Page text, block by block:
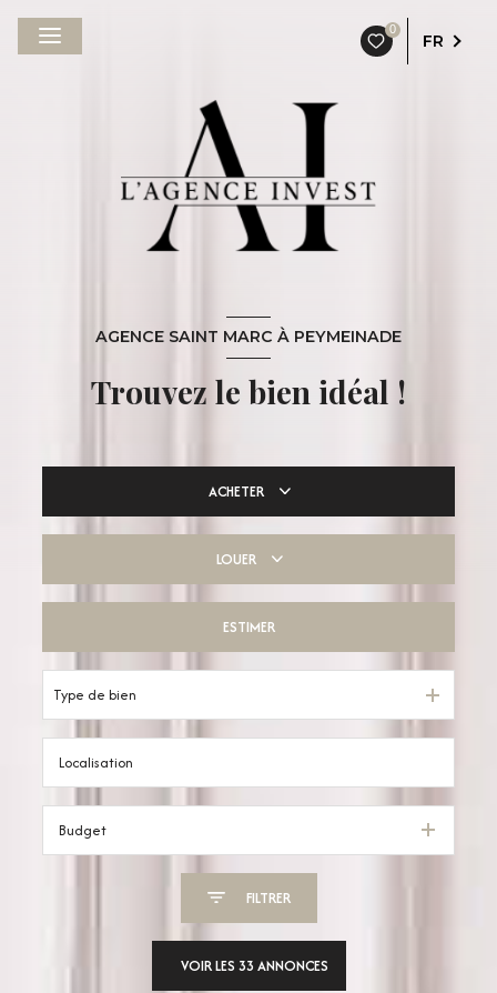
0
FR
AGENCE SAINT MARC À PEYMEINADE
Trouvez le bien idéal !
ACHETER
De l'immo pro
LOUER
De l'immo pro
ESTIMER
Type de bien
Budget
FILTRER
VOIR LES 33 ANNONCES